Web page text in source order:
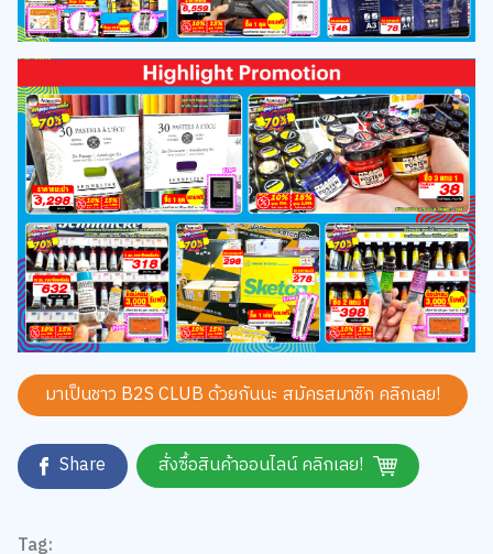
มาเป็นชาว B2S CLUB ด้วยกันนะ สมัครสมาชิก คลิกเลย!
Share สั่งซื้อสินค้าออนไลน์ คลิกเลย!
Tag: